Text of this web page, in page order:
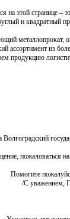
на этой странице
и квадратный
металлопрокат,
ассортимент из
продукцию
пожаловаться
Помогите
С уважением,